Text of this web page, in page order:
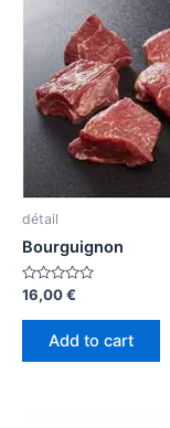
détail
Bourguignon
Rated
out
16,00€
Add to cart